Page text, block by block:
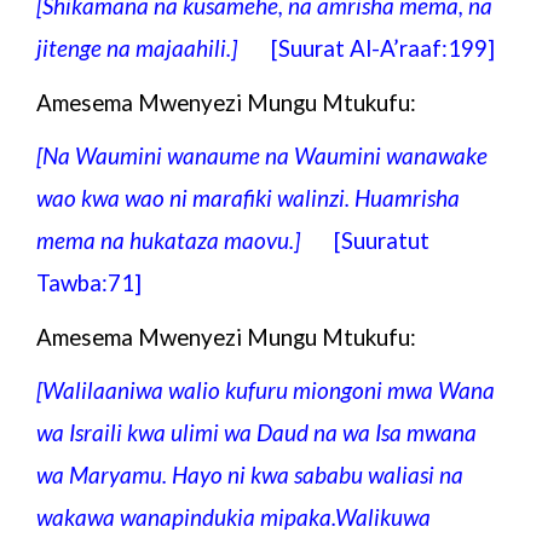
[Shikamana na kusamehe, na amrisha mema, na
jitenge na majaahili.] [Suurat Al-A’raaf:199]
Amesema Mwenyezi Mungu Mtukufu:
[Na Waumini wanaume na Waumini wanawake
wao kwa wao ni marafiki walinzi. Huamrisha
mema na hukataza maovu.]
[Suuratut
Tawba:71]
Amesema Mwenyezi Mungu Mtukufu:
[Walilaaniwa walio kufuru miongoni mwa Wana
wa Israili kwa ulimi wa Daud na wa Isa mwana
wa Maryamu. Hayo ni kwa sababu waliasi na
wakawa wanapindukia mipaka.Walikuwa